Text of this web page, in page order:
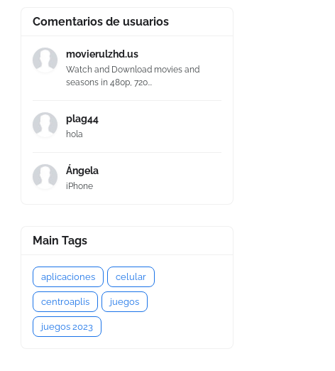
Comentarios de usuarios
movierulzhd.us
Watch and Download movies and
seasons in 480p, 720...
plag44
hola
Ángela
iPhone
Main Tags
aplicaciones celular
centroaplis juegos
juegos 2023